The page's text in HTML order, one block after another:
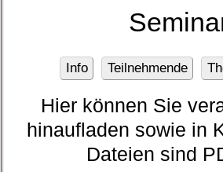
Info Teilnehmende
Hier können Sie
hinaufladen sowie in
Dateien sind